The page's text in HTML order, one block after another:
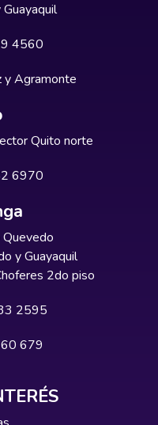
4560
y Agramonte
Quito norte
6970
y Guayaquil
2do piso
2595
679